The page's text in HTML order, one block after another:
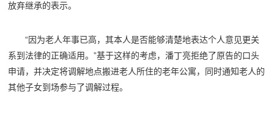
放弃继承的表示。
“因为老人年事已高，其本人是否能够清楚地表达个人意见更关
系到法律的正确适用。”基于这样的考虑，潘丁亮拒绝了原告的口头
申请，并决定将调解地点搬进老人所住的老年公寓，同时通知老人的
其他子女到场参与了调解过程。